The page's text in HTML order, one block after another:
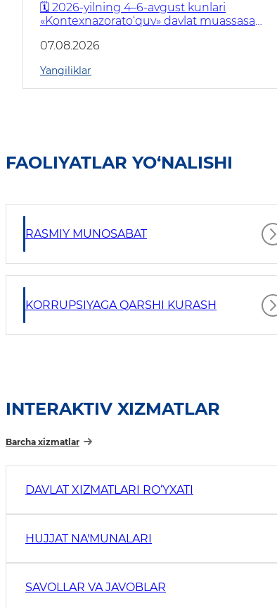
🗓 2026-yilning 4–6-avgust kunlari
«Kontexnazorato‘quv» davlat muassasasi
obyektlarida faoliyat yurituvchi rahbar
bo‘yicha o‘quv kursi tashkil etildi.
07.08.2026
Yangiliklar
FAOLIYATLAR YO‘NALISHI
RASMIY MUNOSABAT
KORRUPSIYAGA QARSHI KURASH
INTERAKTIV XIZMATLAR
Barcha xizmatlar
DAVLAT XIZMATLARI RO‘YXATI
HUJJAT NA'MUNALARI
SAVOLLAR VA JAVOBLAR